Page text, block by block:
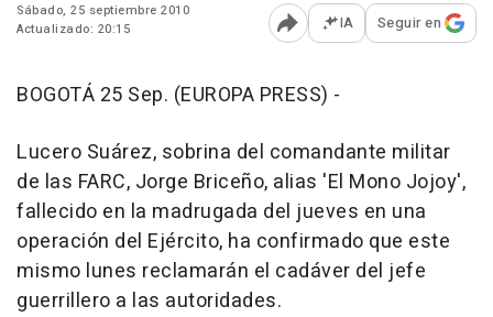
Sábado, 25 septiembre 2010
Actualizado: 20:15
Abrir opciones para
IA Seguir en
BOGOTÁ 25 Sep. (EUROPA PRESS) -
Lucero Suárez, sobrina del comandante militar
de las FARC, Jorge Briceño, alias 'El Mono Jojoy',
fallecido en la madrugada del jueves en una
operación del Ejército, ha confirmado que este
mismo lunes reclamarán el cadáver del jefe
guerrillero a las autoridades.